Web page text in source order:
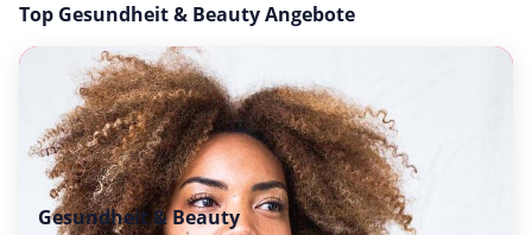
Top Gesundheit & Beauty Angebote
Gesundheit & Beauty